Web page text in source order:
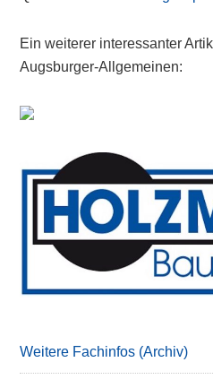
Ein weiterer interessanter
Augsburger-Allgemeinen:
Primary
Sidebar
Weitere Fachinfos (Archiv)